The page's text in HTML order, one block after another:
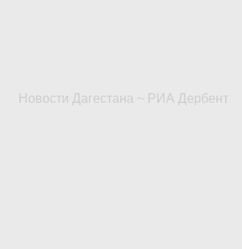
Новости Дагестана ~ РИА Дербент